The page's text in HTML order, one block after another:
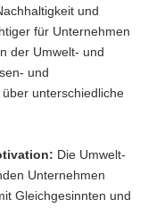
und
für Unternehmen
der Umwelt- und
und
unterschiedliche
Die Umwelt-
Unternehmen
Gleichgesinnten und